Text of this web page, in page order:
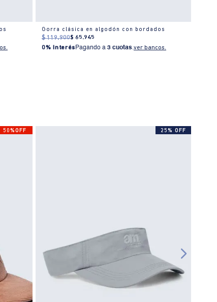
Gorra clásica en algodón con bordados
$ 119.900$ 65.945
0% Interés Pagando a3 cuotas.ver bancos.
50%OFF 25% OFF